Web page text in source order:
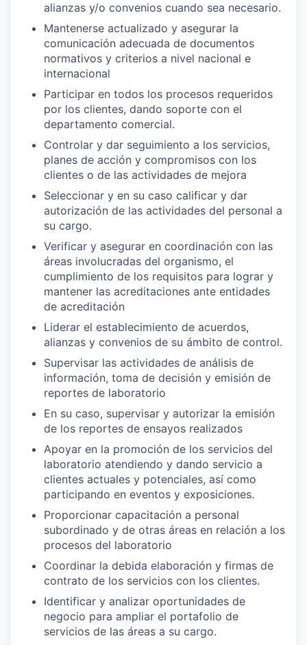
alianzas y/o convenios cuando sea necesario.
Mantenerse actualizado y asegurar la
comunicación adecuada de documentos
normativos y criterios a nivel nacional e
internacional
Participar en todos los procesos requeridos
por los clientes, dando soporte con el
departamento comercial.
Controlar y dar seguimiento a los servicios,
planes de acción y compromisos con los
clientes o de las actividades de mejora
Seleccionar y en su caso calificar y dar
autorización de las actividades del personal a
su cargo.
Verificar y asegurar en coordinación con las
áreas involucradas del organismo, el
cumplimiento de los requisitos para lograr y
mantener las acreditaciones ante entidades
de acreditación
Liderar el establecimiento de acuerdos,
alianzas y convenios de su ámbito de control.
Supervisar las actividades de análisis de
información, toma de decisión y emisión de
reportes de laboratorio
En su caso, supervisar y autorizar la emisión
de los reportes de ensayos realizados
Apoyar en la promoción de los servicios del
laboratorio atendiendo y dando servicio a
clientes actuales y potenciales, así como
participando en eventos y exposiciones.
Proporcionar capacitación a personal
subordinado y de otras áreas en relación a los
procesos del laboratorio
Coordinar la debida elaboración y firmas de
contrato de los servicios con los clientes.
Identificar y analizar oportunidades de
negocio para ampliar el portafolio de
servicios de las áreas a su cargo.